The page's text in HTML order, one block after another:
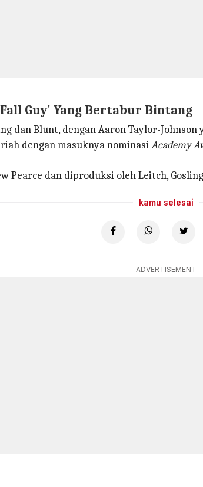
Guy' Yang Bertabur Bintang
dan Blunt, dengan Aaron Taylor-
dengan masuknya nominasiAcademy
Pearce dan diproduksi oleh Leitch,
kamu selesai
ADVERTISEMENT